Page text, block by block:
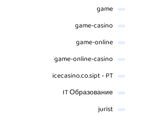
game
game-casino
game-online
game-online-casino
icecasino.co.sipt - PT
IT Образование
jurist